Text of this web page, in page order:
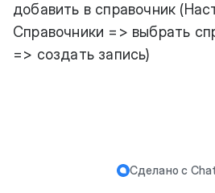
добавить в справочник
Справочники => выбрать
=> создать запись)
Сделано с